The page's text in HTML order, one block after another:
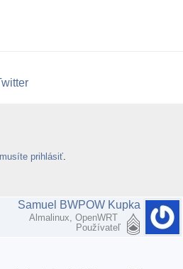
musíte prihlásiť
Samuel BWPOW Kupka
Almalinux, OpenWRT
Používateľ